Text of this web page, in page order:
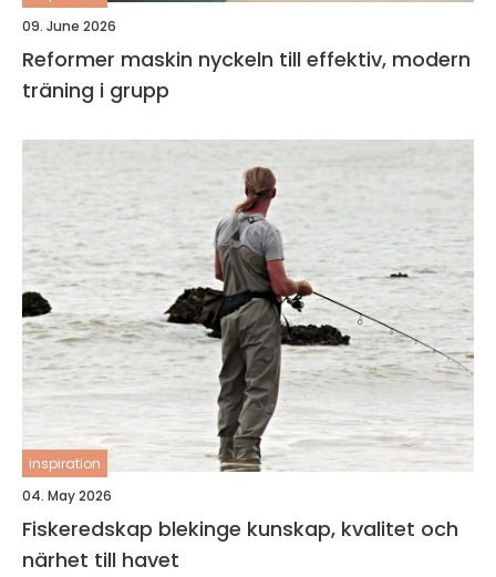
09. June 2026
Reformer maskin nyckeln till effektiv, modern
träning i grupp
inspiration
04. May 2026
Fiskeredskap blekinge kunskap, kvalitet och
närhet till havet